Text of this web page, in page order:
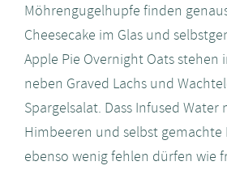
Möhrengugelhupfe finden
Cheesecake im Glas und
Apple Pie Overnight Oats
neben Graved Lachs und
Spargelsalat. Dass Infused
Himbeeren und selbst gemachte
ebenso wenig fehlen dürfen wie